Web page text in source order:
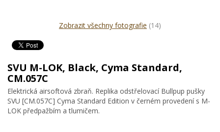
Zobrazit všechny fotografie (14)
SVU M-LOK, Black, Cyma Standard,
CM.057C
Elektrická airsoftová zbraň. Replika odstřelovací Bullpup pušky
SVU [CM.057C] Cyma Standard Edition v černém provedení s M-
LOK předpažbím a tlumičem.